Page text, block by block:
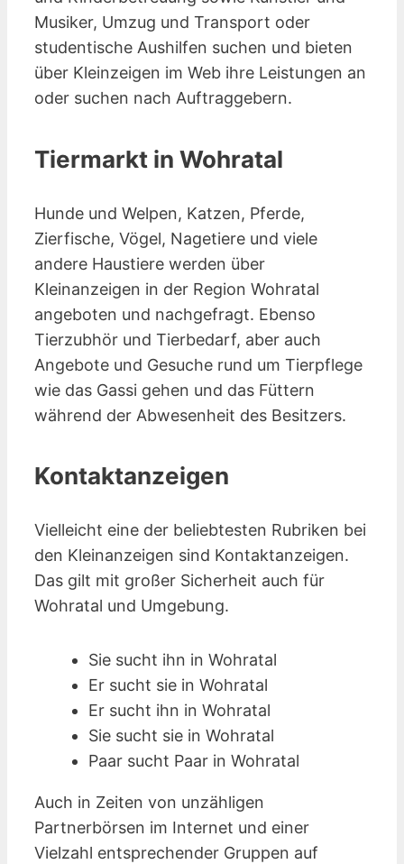
Musiker, Umzug und Transport oder
studentische Aushilfen suchen und bieten
über Kleinzeigen im Web ihre Leistungen an
oder suchen nach Auftraggebern.
Tiermarkt in Wohratal
Hunde und Welpen, Katzen, Pferde,
Zierfische, Vögel, Nagetiere und viele
andere Haustiere werden über
Kleinanzeigen in der Region Wohratal
angeboten und nachgefragt. Ebenso
Tierzubhör und Tierbedarf, aber auch
Angebote und Gesuche rund um Tierpflege
wie das Gassi gehen und das Füttern
während der Abwesenheit des Besitzers.
Kontaktanzeigen
Vielleicht eine der beliebtesten Rubriken bei
den Kleinanzeigen sind Kontakt­anzeigen.
Das gilt mit großer Sicherheit auch für
Wohratal und Umgebung.
Sie sucht ihn in Wohratal
Er sucht sie in Wohratal
Er sucht ihn in Wohratal
Sie sucht sie in Wohratal
Paar sucht Paar in Wohratal
Auch in Zeiten von unzähligen
Partnerbörsen im Internet und einer
Vielzahl entsprechender Gruppen auf